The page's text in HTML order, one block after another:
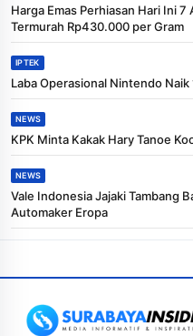
Harga Emas Perhiasan Hari Ini
Termurah Rp430.000 per Gram
IPTEK
Laba Operasional Nintendo
NEWS
KPK Minta Kakak Hary Tanoe
NEWS
Vale Indonesia Jajaki Tambang
Automaker Eropa